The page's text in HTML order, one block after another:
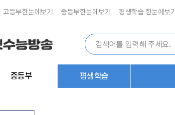
고등부한눈에보기 중등부한눈에보기 평생학습 한눈에보
통
합
색
중등부 평생학습